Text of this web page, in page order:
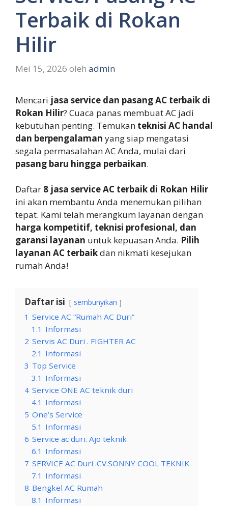
Terbaik di Rokan
Hilir
Mei 15, 2026 oleh admin
Mencari jasa service dan pasang AC terbaik di
Rokan Hilir? Cuaca panas membuat AC jadi
kebutuhan penting. Temukan teknisi AC handal
dan berpengalaman yang siap mengatasi
segala permasalahan AC Anda, mulai dari
pasang baru hingga perbaikan.
Daftar 8 jasa service AC terbaik di Rokan Hilir
ini akan membantu Anda menemukan pilihan
tepat. Kami telah merangkum layanan dengan
harga kompetitif, teknisi profesional, dan
garansi layanan untuk kepuasan Anda. Pilih
layanan AC terbaikdan nikmati kesejukan
rumah Anda!
Daftar isi sembunyikan
1 Service AC “Rumah AC Duri”
1.1 Informasi
2 Servis AC Duri . FIGHTER AC
2.1 Informasi
3 Top Service
3.1 Informasi
4 Service ONE AC teknik duri
4.1 Informasi
5 One’s Service
5.1 Informasi
6 Service ac duri. Ajo teknik
6.1 Informasi
7 SERVICE AC Duri .CV.SONNY COOL TEKNIK
7.1 Informasi
8 Bengkel AC Rumah
8.1 Informasi